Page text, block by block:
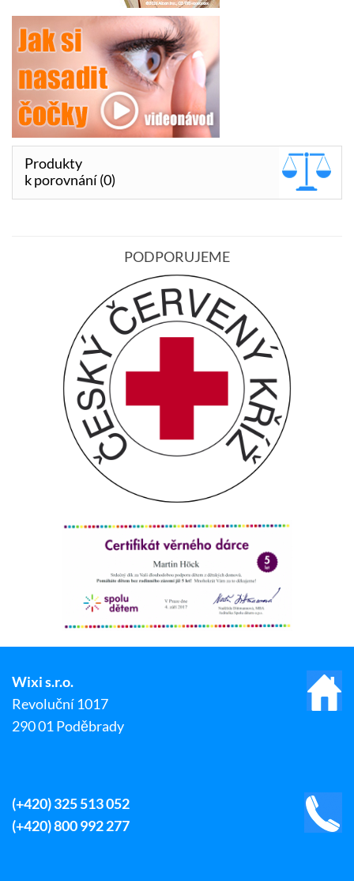
Produkty
k porovnání (0)
PODPORUJEME
Wixi s.r.o.
Revoluční 1017
290 01 Poděbrady
(+420) 325 513 052
(+420) 800 992 277